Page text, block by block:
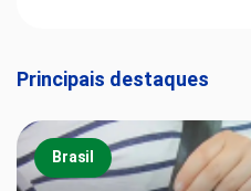
Principais destaques
Brasil